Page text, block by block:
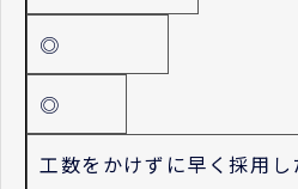
◎
◎
工数をかけずに早く採用